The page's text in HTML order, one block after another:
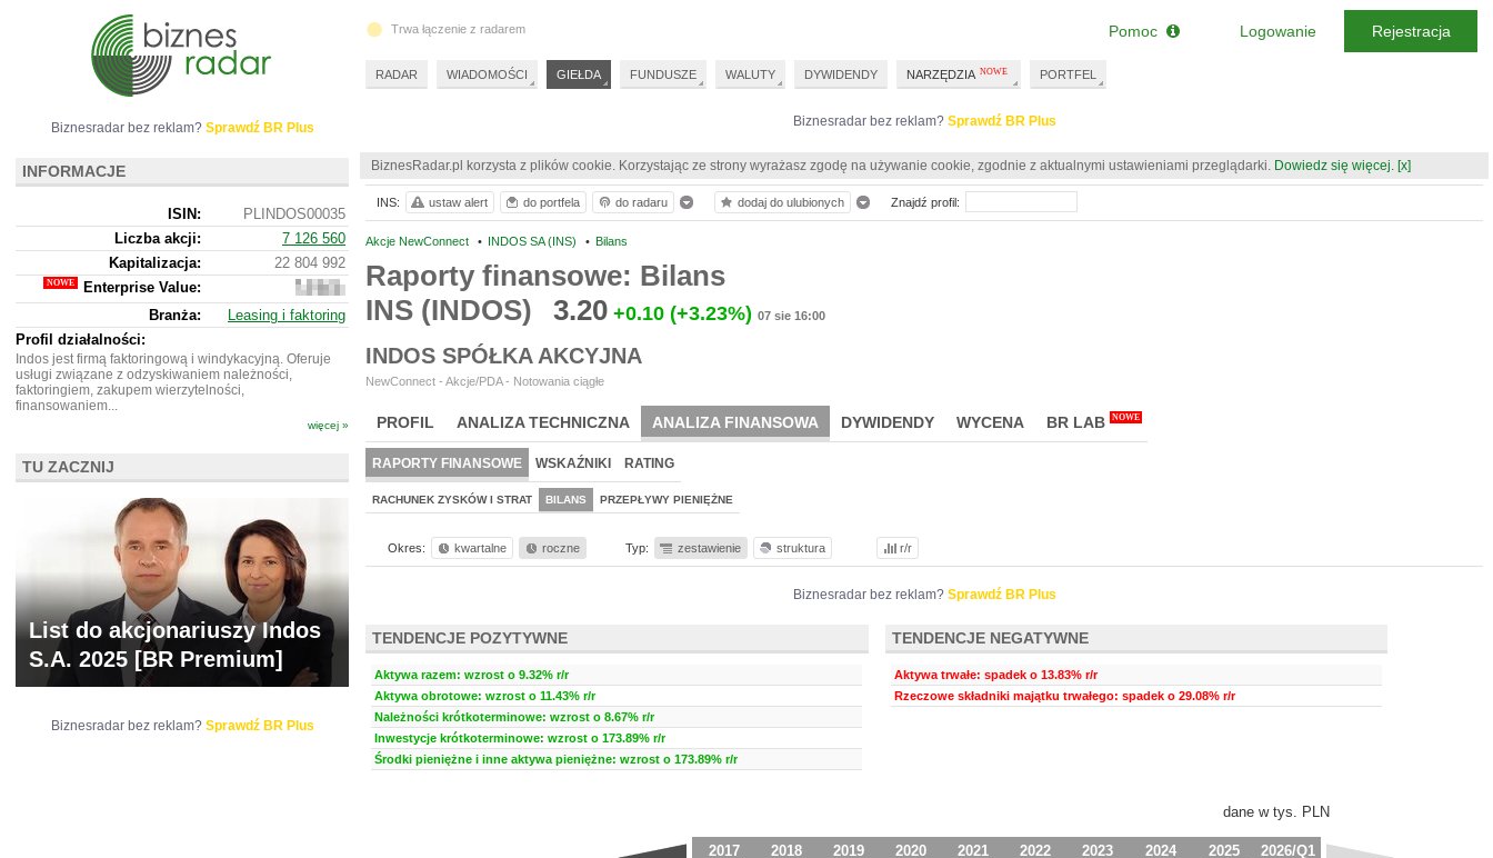
Biznesradar bez reklam? Sprawdź BR Plus
BiznesRadar.pl korzysta z plików cookie. Korzystając ze strony wyrażasz zgodę na używanie cookie, zgodnie z aktualnymi ustawieniami przeglądarki. Dowiedz się więcej. [x]
Akcje NewConnect • INDOS SA (INS) • Bilans
Raporty finansowe: Bilans
INS (INDOS)
3.20 +0.10 (+3.23%) 07 sie 16:00
INDOS SPÓŁKA AKCYJNA
NewConnect - Akcje/PDA - Notowania ciągłe
PROFIL ANALIZA TECHNICZNA ANALIZA FINANSOWA DYWIDENDY WYCENA BR LAB NOWE
RAPORTY FINANSOWE WSKAŹNIKI RATING
RACHUNEK ZYSKÓW I STRAT BILANS PRZEPŁYWY PIENIĘŻNE
Okres: kwartalne roczne Typ: zestawienie struktura r/r
Biznesradar bez reklam? Sprawdź BR Plus
TENDENCJE POZYTYWNE
Aktywa razem: wzrost o 9.32% r/r
Aktywa obrotowe: wzrost o 11.43% r/r
Należności krótkoterminowe: wzrost o 8.67% r/r
Inwestycje krótkoterminowe: wzrost o 173.89% r/r
Środki pieniężne i inne aktywa pieniężne: wzrost o 173.89% r/r
TENDENCJE NEGATYWNE
Aktywa trwałe: spadek o 13.83% r/r
Rzeczowe składniki majątku trwałego: spadek o 29.08% r/r
dane w tys. PLN
2017 2018 2019 2020 2021 2022 2023 2024 2025 2026/Q1
INS: ustaw alert do portfela do radaru dodaj do ulubionych Znajdź profil:
Biznesradar bez reklam? Sprawdź BR Plus
INFORMACJE
ISIN:
PLINDOS00035
Liczba akcji:
7 126 560
Kapitalizacja:
22 804 992
Enterprise Value:
17
748
992
Branża:
Leasing i faktoring
Profil działalności:
Indos jest firmą faktoringową i windykacyjną. Oferuje
usługi związane z odzyskiwaniem należności,
faktoringiem, zakupem wierzytelności,
finansowaniem...
więcej »
TU ZACZNIJ
List do akcjonariuszy Indos
S.A. 2025 [BR Premium]
Biznesradar bez reklam? Sprawdź BR Plus
Trwa łączenie z radarem
RADAR WIADOMOŚCI GIEŁDA FUNDUSZE WALUTY DYWIDENDY NARZĘDZIA PORTFEL
Pomoc Logowanie Rejestracja